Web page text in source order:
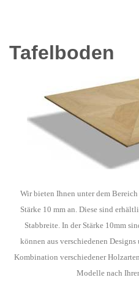
Tafelboden
Wir bieten Ihnen unter dem
Stärke 10 mm an. Diese sind
Stabbreite. In der Stärke 10mm
können aus verschiedenen
Kombination verschiedener
Modelle nach